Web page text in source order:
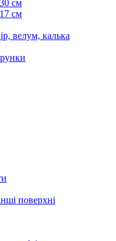
см
см
велум, калька
поверхні